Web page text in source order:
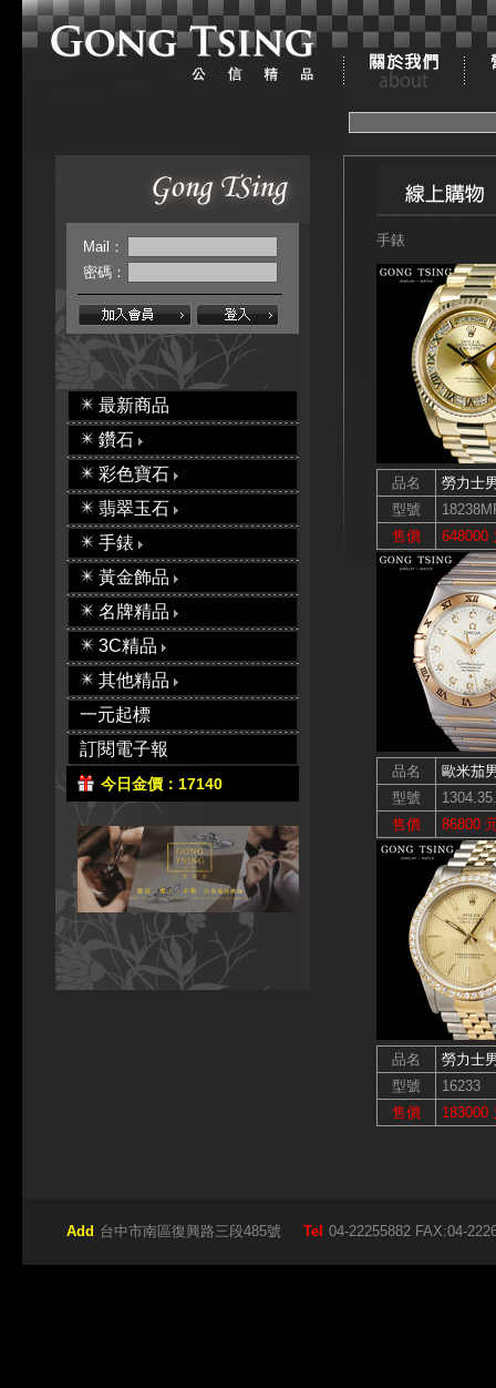
Mail：
密碼：
最新商品
鑽石
彩色寶石
翡翠玉石
手錶
黃金飾品
名牌精品
3C精品
其他精品
一元起標
訂閱電子報
今日金價：17140
手錶
品名
勞力士
型號
售價
648000
品名
歐米茄
型號
售價
86800
品名
勞力士
型號
16233
售價
183000
Add 台中市南區復興路三段485號 Tel 04-22255882 FAX:04-